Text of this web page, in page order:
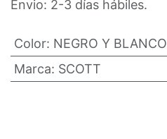
Envio: 2-3 días hábiles.
Color: NEGRO Y BLANCO
Marca: SCOTT